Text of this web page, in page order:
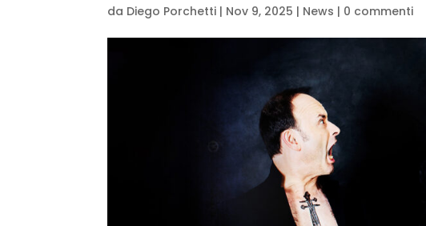
da Diego Porchetti | Nov 9, 2025 | News | 0 commenti